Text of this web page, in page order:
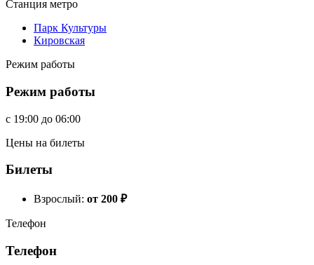
Станция метро
Парк Культуры
Кировская
Режим работы
Режим работы
c 19:00 до 06:00
Цены на билеты
Билеты
Взрослый: от 200 ₽
Телефон
Телефон